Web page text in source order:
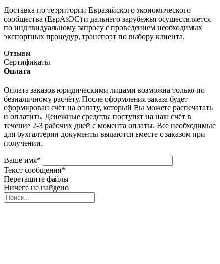
Доставка по территории Евразийского экономического
сообщества (ЕврАзЭС) и дальнего зарубежья осуществляется
по индивидуальному запросу с проведением необходимых
экспортных процедур, транспорт по выбору клиента.
Отзывы
Сертификаты
Оплата
Оплата заказов юридическими лицами возможна только по
безналичному расчёту. После оформления заказа будет
сформирован счёт на оплату, который Вы можете распечатать
и оплатить. Денежные средства поступят на наш счёт в
течение 2-3 рабочих дней с момента оплаты. Все необходимые
для бухгалтерии документы выдаются вместе с заказом при
получении.
Ваше имя*
Текст сообщения*
Перетащите файлы
Ничего не найдено